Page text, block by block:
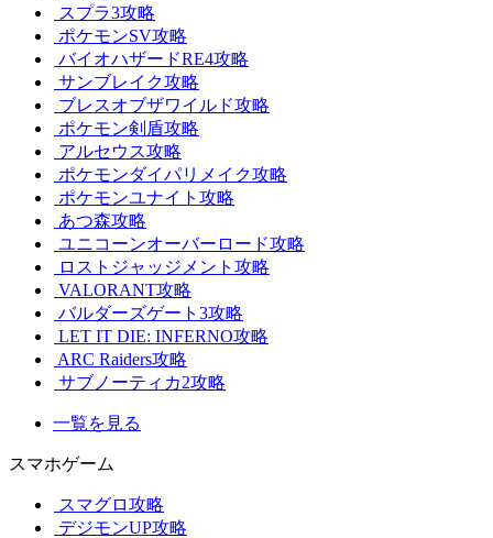
スプラ3攻略
ポケモンSV攻略
バイオハザードRE4攻略
サンブレイク攻略
ブレスオブザワイルド攻略
ポケモン剣盾攻略
アルセウス攻略
ポケモンダイパリメイク攻略
ポケモンユナイト攻略
あつ森攻略
ユニコーンオーバーロード攻略
ロストジャッジメント攻略
VALORANT攻略
バルダーズゲート3攻略
LET IT DIE: INFERNO攻略
ARC Raiders攻略
サブノーティカ2攻略
一覧を見る
スマホゲーム
スマグロ攻略
デジモンUP攻略